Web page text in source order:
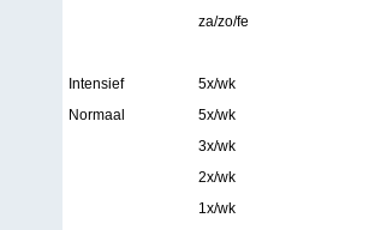
za/zo/fe
Intensief 5x/wk
Normaal
5x/wk
3x/wk
2x/wk
1x/wk